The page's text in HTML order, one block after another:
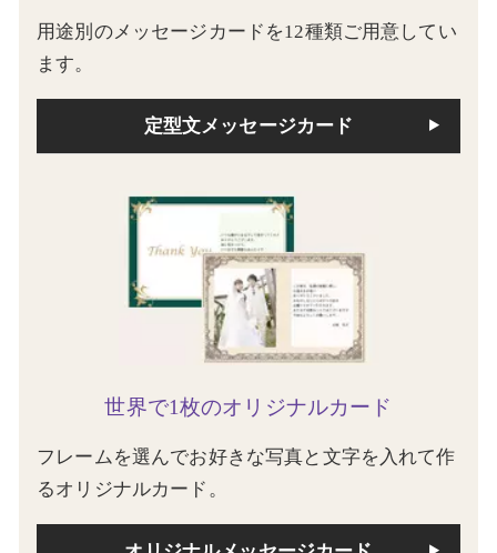
用途別のメッセージカードを12種類ご用意してい
ます。
定型文メッセージカード
世界で1枚のオリジナルカード
フレームを選んでお好きな写真と文字を入れて作
るオリジナルカード。